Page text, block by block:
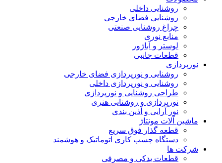
روشنایی داخلی
روشنایی فضای خارجی
چراغ روشنایی صنعتی
منابع نوری
لوستر و آباژور
قطعات جانبی
نورپردازی
روشنایی و نورپردازی فضای خارجی
روشنایی و نورپردازی داخلی
طراحی روشنایی و نورپردازی
نورپردازی و روشنایی هنری
نور آرایی و آذین بندی
ماشین آلات مونتاژ
قطعه گذار فوق سریع
دستگاه چسب کاری اتوماتیک و هوشمند
شرکت ها
قطعات یدکی و مصرفی